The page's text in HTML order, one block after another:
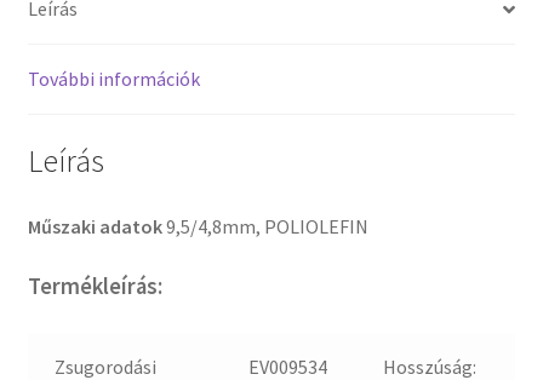
Leírás
További információk
Leírás
Műszaki adatok9,5/4,8mm, POLIOLEFIN
Termékleírás:
Zsugorodási
EV009534 Hosszúság: